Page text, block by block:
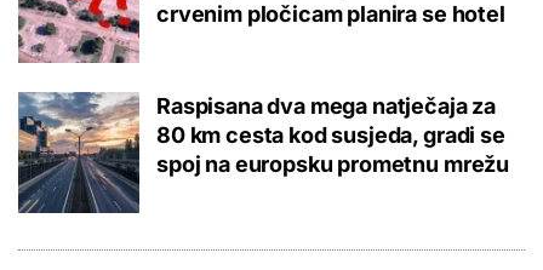
crvenim pločicam planira se hotel
Raspisana dva mega natječaja za
80 km cesta kod susjeda, gradi se
spoj na europsku prometnu mrežu